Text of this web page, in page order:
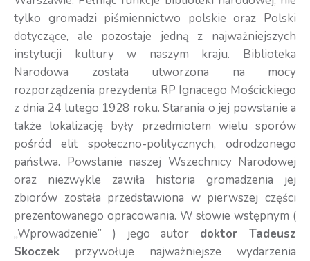
tylko gromadzi piśmiennictwo polskie oraz Polski
dotyczące, ale pozostaje jedną z najważniejszych
instytucji kultury w naszym kraju. Biblioteka
Narodowa została utworzona na mocy
rozporządzenia prezydenta RP Ignacego Mościckiego
z dnia 24 lutego 1928 roku. Starania o jej powstanie a
także lokalizację były przedmiotem wielu sporów
pośród elit społeczno-politycznych, odrodzonego
państwa. Powstanie naszej Wszechnicy Narodowej
oraz niezwykle zawiła historia gromadzenia jej
zbiorów została przedstawiona w pierwszej części
prezentowanego opracowania. W słowie wstępnym (
„Wprowadzenie” ) jego autor doktor Tadeusz
Skoczek przywołuje najważniejsze wydarzenia